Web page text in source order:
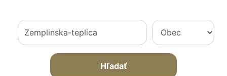
Hľadať